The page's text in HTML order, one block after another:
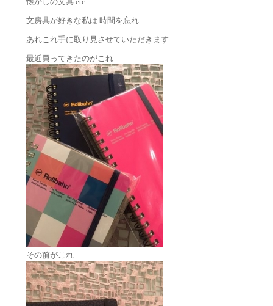
文房具が好きな私は 時間を忘れ
あれこれ手に取り見させていただきます
最近買ってきたのがこれ
その前がこれ